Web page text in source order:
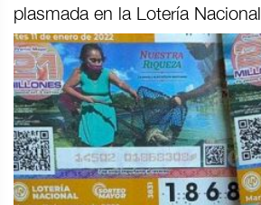
plasmada en la Lotería Nacional